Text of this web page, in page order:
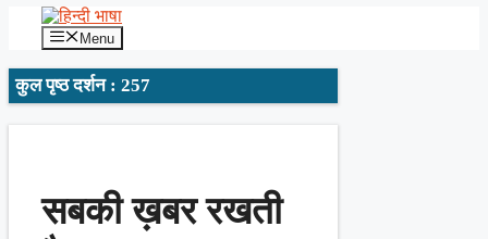
Menu
कुल पृष्ठ दर्शन : 257
सबकी ख़बर रखती